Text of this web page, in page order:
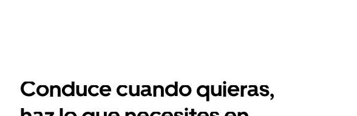
Conduce cuando quieras,